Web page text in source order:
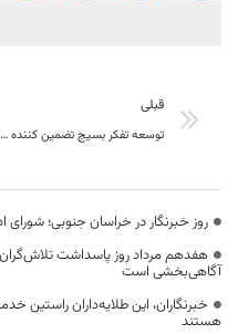
قبلی
توسعه تفکر بسیج تضمین‌ کننده سلامت صد درصدی جامعه است
روز خبرنگار در خراسان جنوبی؛ شورای
هفدهم مرداد روز پاسداشت
آگاهی‌بخشی است
خبرنگاران، این طلایه‌داران راستین
هستند